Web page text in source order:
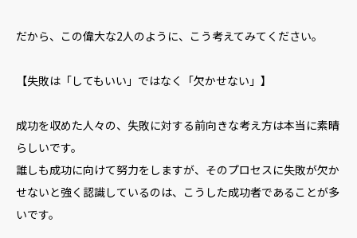
だから、この偉大な2人のように、こう考えてみてください。
【失敗は「してもいい」ではなく「欠かせない」】
成功を収めた人々の、失敗に対する前向きな考え方は本当に素晴
らしいです。
誰しも成功に向けて努力をしますが、そのプロセスに失敗が欠か
せないと強く認識しているのは、こうした成功者であることが多
いです。